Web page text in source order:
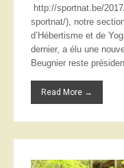
http://sportnat.be/
sportnat/), notre
d’Hébertisme et de
dernier, a élu une
Beugnier reste
Read More →